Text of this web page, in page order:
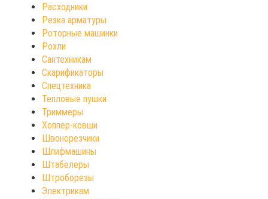
Расходники
Резка арматуры
Роторные машинки
Рохли
Сантехникам
Скарификаторы
Спецтехника
Тепловые пушки
Триммеры
Хоппер-ковши
Швонорезчики
Шлифмашины
Штабелеры
Штроборезы
Электрикам